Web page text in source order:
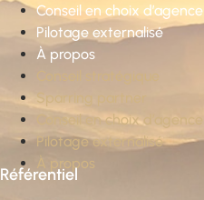
Conseil en choix d’agence
Pilotage externalisé
À propos
Conseil stratégique
Sparring partner
Conseil en choix d’agence
Pilotage externalisé
À propos
Référentiel